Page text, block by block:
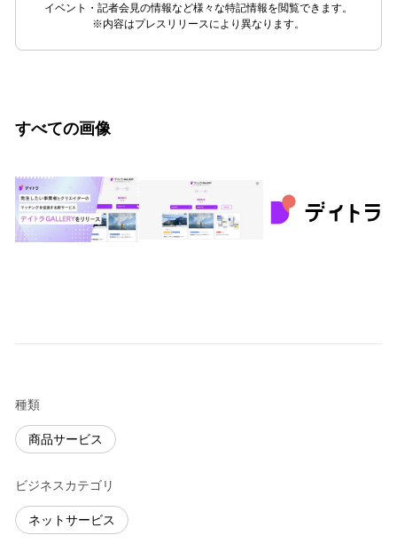
イベント・記者会見の情報など様々な特記情報を閲覧できます。
※内容はプレスリリースにより異なります。
すべての画像
種類
商品サービス
ビジネスカテゴリ
ネットサービス